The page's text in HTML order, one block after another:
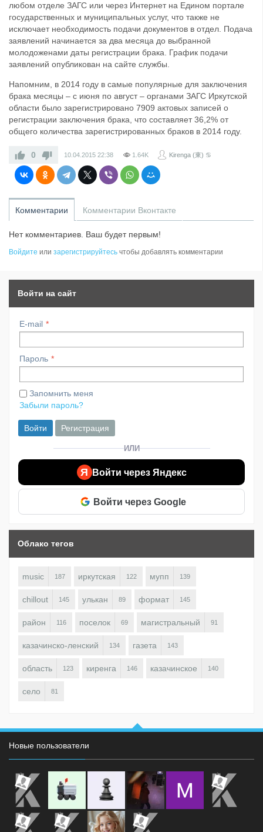
любом отделе ЗАГС или через Интернет на Едином портале
государственных и муниципальных услуг, что также не
исключает необходимость подачи документов в отдел. Подача
заявлений начинается за два месяца до выбранной
молодоженами даты регистрации брака. График подачи
заявлений опубликован на сайте службы.
Напомним, в 2014 году в самые популярные для заключения
брака месяцы – с июня по август – органами ЗАГС Иркутской
области было зарегистрировано 7909 актовых записей о
регистрации заключения брака, что составляет 36,2% от
общего количества зарегистрированных браков в 2014 году.
0 10.04.2015 22:38 1.64K Kirenga (東) ♋
Комментарии Комментарии Вконтакте
Нет комментариев. Ваш будет первым!
Войдите или зарегистрируйтесь чтобы добавлять комментарии
Войти на сайт
E-mail
Пароль
Запомнить меня
Забыли пароль?
Войти Регистрация
ИЛИ
Я Войти через Яндекс
Войти через Google
Облако тегов
music 187 иркутская 122 мупп 139
chillout 145 улькан 89 формат 145
район 116 поселок 69 магистральный 91
казачинско-ленский 134 газета 143
область 123 киренга 146 казачинское 140
село 81
Новые пользователи